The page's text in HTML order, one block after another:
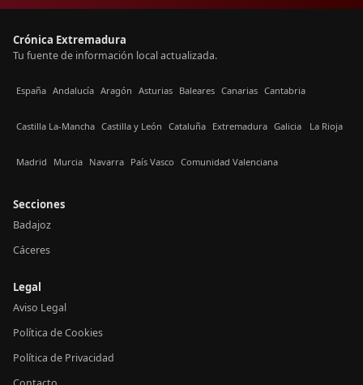
Crónica Extremadura
Tu fuente de información local actualizada.
España Andalucía Aragón Asturias Baleares Canarias Cantabria
Castilla La-Mancha Castilla y León Cataluña Extremadura Galicia La Rioja
Madrid Murcia Navarra País Vasco Comunidad Valenciana
Secciones
Badajoz
Cáceres
Legal
Aviso Legal
Política de Cookies
Política de Privacidad